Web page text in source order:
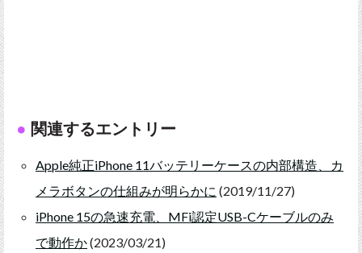
関連するエントリー
Apple純正iPhone 11バッテリーケースの内部構造、カ
メラボタンの仕組みが明らかに (2019/11/27)
iPhone 15の急速充電、MFi認定USB-Cケーブルのみ
で動作か(2023/03/21)